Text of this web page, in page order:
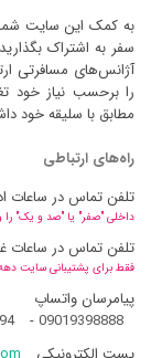
به کمک این سایت شما
سفر به اشتراک
آژانس‌های مسافرتی
را برحسب نیاز خود
مطابق با سلیقه خود
راه‌های ارتباطی
تلفن تماس در ساعات
داخلی "صفر" یا "صد و یک" را
تلفن تماس در ساعات
فقط برای پشتیبانی سایت
پیامرسان واتساپ
09019398888
-